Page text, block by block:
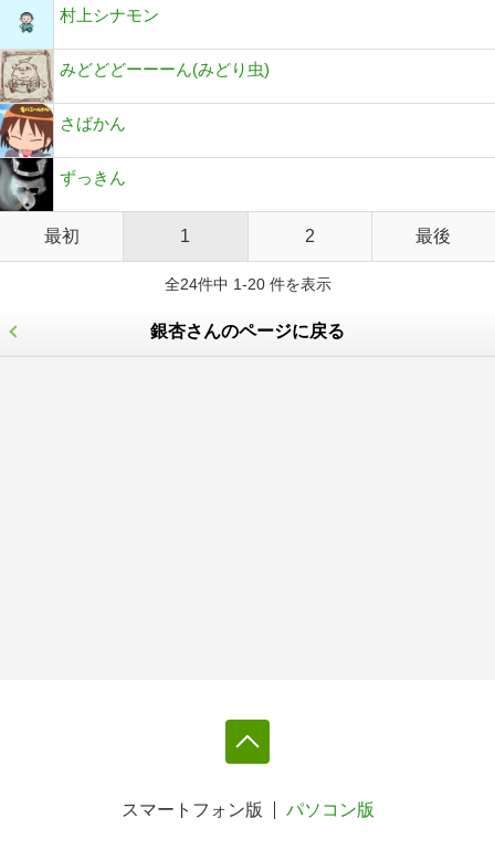
村上シナモン
みどどどーーーん(みどり虫)
さばかん
ずっきん
最初 1 2 最後
全24件中 1-20 件を表示
銀杏さんのページに戻る
スマートフォン版 パソコン版